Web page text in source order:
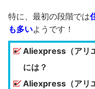
特に、最初の段階では
も多いようです！
Aliexpress（アリ
には？
Aliexpress（アリ